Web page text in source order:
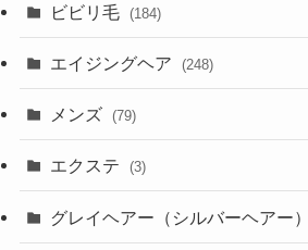
ビビリ毛 (184)
エイジングヘア (248)
メンズ (79)
エクステ (3)
グレイヘアー（シルバーヘアー）